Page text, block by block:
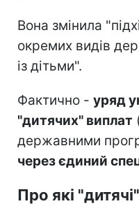
Вона змінила
окремих видів
із дітьми".
Фактично - уряд
"дитячих" виплат
державними
через єдиний
Про які